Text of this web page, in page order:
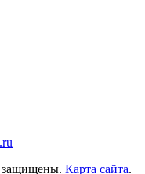
Карта сайта.